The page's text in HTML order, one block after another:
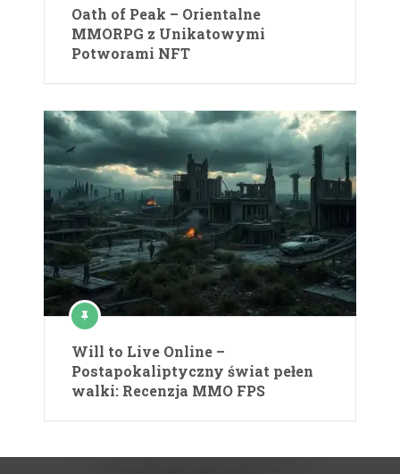
Oath of Peak – Orientalne
MMORPG z Unikatowymi
Potworami NFT
Will to Live Online –
Postapokaliptyczny świat pełen
walki: Recenzja MMO FPS